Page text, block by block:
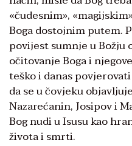
«čudesnim»,
Boga dostojnim putem.
povijest sumnje u Božju
očitovanje Boga i
teško i danas
da se u čovjeku
Nazarećanin, Josipov i
Bog nudi u Isusu kao
života i smrti.